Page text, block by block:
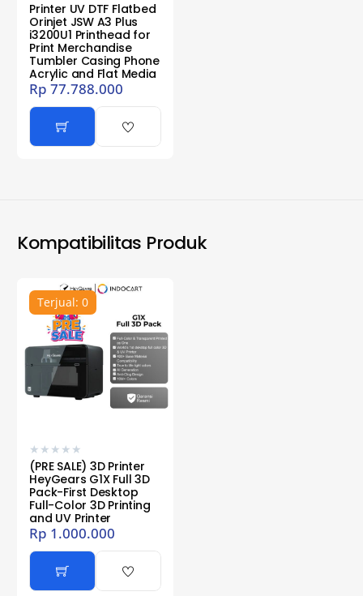
Printer UV DTF Flatbed
Orinjet JSW A3 Plus
i3200U1 Printhead for
Print Merchandise
Tumbler Casing Phone
Acrylic and Flat Media
Rp 77.788.000
Kompatibilitas Produk
Terjual: 0
★ ★ ★ ★ ★
(PRE SALE) 3D Printer
HeyGears G1X Full 3D
Pack-First Desktop
Full-Color 3D Printing
and UV Printer
Rp 1.000.000